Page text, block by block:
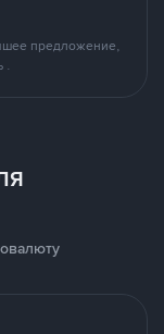
предложение,
.